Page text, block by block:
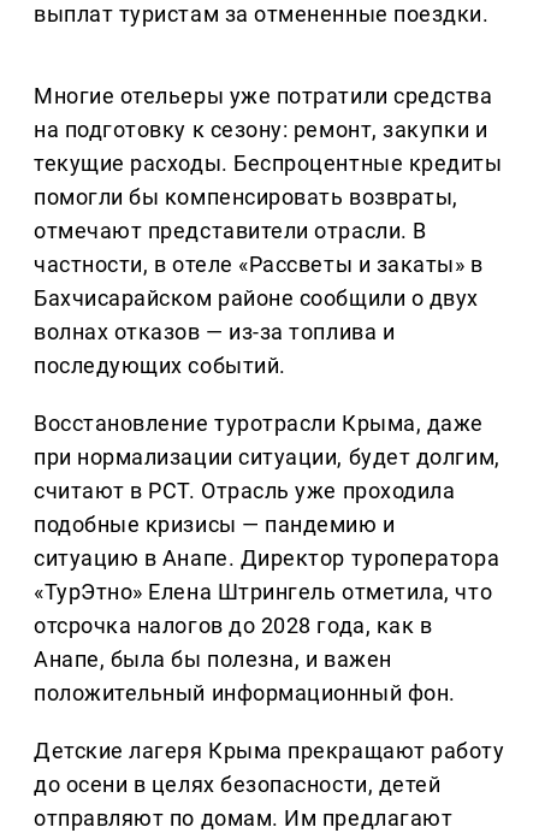
выплат туристам за отмененные поездки.
Многие отельеры уже потратили средства
на подготовку к сезону: ремонт, закупки и
текущие расходы. Беспроцентные кредиты
помогли бы компенсировать возвраты,
отмечают представители отрасли. В
частности, в отеле «Рассветы и закаты» в
Бахчисарайском районе сообщили о двух
волнах отказов — из-за топлива и
последующих событий.
Восстановление туротрасли Крыма, даже
при нормализации ситуации, будет долгим,
считают в РСТ. Отрасль уже проходила
подобные кризисы — пандемию и
ситуацию в Анапе. Директор туроператора
«ТурЭтно» Елена Штрингель отметила, что
отсрочка налогов до 2028 года, как в
Анапе, была бы полезна, и важен
положительный информационный фон.
Детские лагеря Крыма прекращают работу
до осени в целях безопасности, детей
отправляют по домам. Им предлагают